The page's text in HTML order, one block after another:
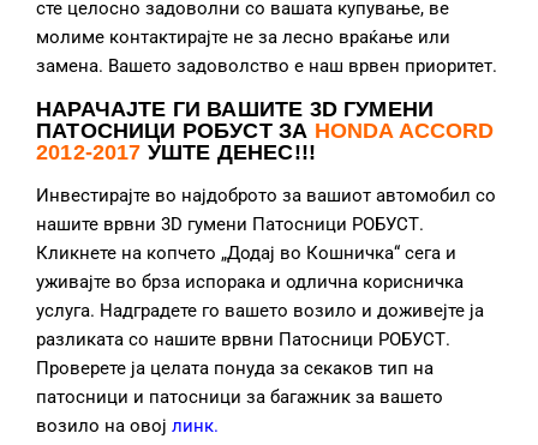
сте целосно задоволни со вашата купување, ве
молиме контактирајте не за лесно враќање или
замена. Вашето задоволство е наш врвен приоритет.
НАРАЧАЈТЕ ГИ ВАШИТЕ 3D ГУМЕНИ
ПАТОСНИЦИ РОБУСТ ЗА HONDA ACCORD
2012-2017 УШТЕ ДЕНЕС!!!
Инвестирајте во најдоброто за вашиот автомобил со
нашите врвни 3D гумени Патосници РОБУСТ.
Кликнете на копчето „Додај во Кошничка“ сега и
уживајте во брза испорака и одлична корисничка
услуга. Надградете го вашето возило и доживејте ја
разликата со нашите врвни Патосници РОБУСТ.
Проверете ја целата понуда за секаков тип на
патосници и патосници за багажник за вашето
возило на овој линк.